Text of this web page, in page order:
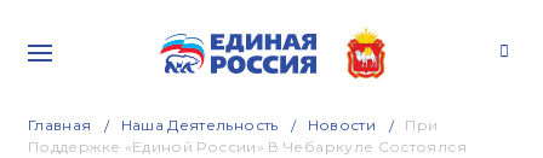
Главная Наша Деятельность Новости
При
Поддержке «Единой России» В Чебаркуле Состоялся